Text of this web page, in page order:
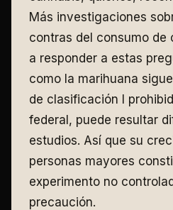
Más investigaciones
contras del consumo de
a responder a estas
como la marihuana
de clasificación I
federal, puede resultar
estudios. Así que su
personas mayores
experimento no
precaución.